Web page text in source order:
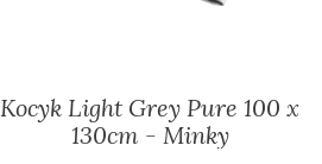
Kocyk Light Grey Pure 100 x
130cm - Minky